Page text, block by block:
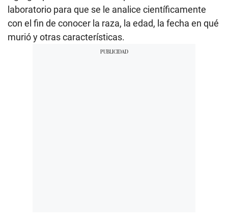
laboratorio para que se le analice científicamente
con el fin de conocer la raza, la edad, la fecha en qué
murió y otras características.